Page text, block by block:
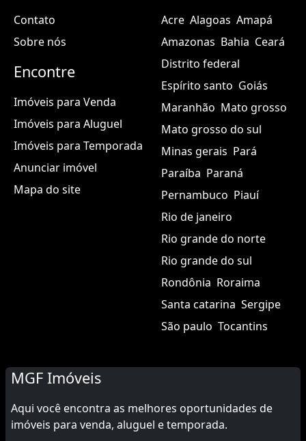
Contato
Sobre nós
Encontre
Imóveis para Venda
Imóveis para Aluguel
Imóveis para Temporada
Anunciar imóvel
Mapa do site
Acre Alagoas Amapá
Amazonas Bahia Ceará
Distrito federal
Espírito santo Goiás
Maranhão Mato grosso
Mato grosso do sul
Minas gerais Pará
Paraíba Paraná
Pernambuco Piauí
Rio de janeiro
Rio grande do norte
Rio grande do sul
Rondônia Roraima
Santa catarina Sergipe
São paulo Tocantins
MGF Imóveis
Aqui você encontra as melhores oportunidades de
imóveis para venda, aluguel e temporada.